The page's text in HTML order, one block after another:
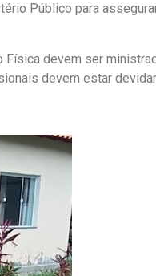
Público para
Física devem ser
devem estar